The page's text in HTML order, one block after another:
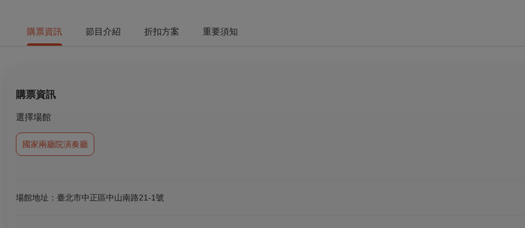
購票資訊 節目介紹 折扣方案 重要須知
購票資訊
選擇場館
國家兩廳院演奏廳
場館地址：臺北市中正區中山南路21-1號